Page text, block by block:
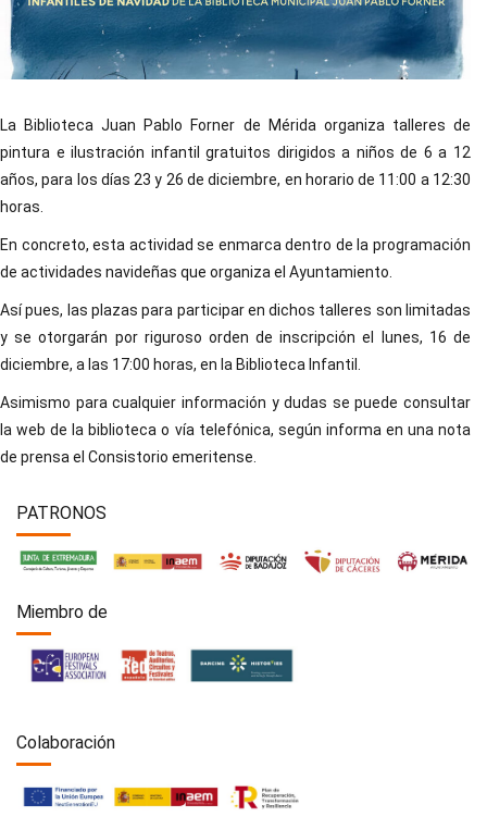
La Biblioteca Juan Pablo Forner de Mérida organiza talleres de
pintura e ilustración infantil gratuitos dirigidos a niños de 6 a 12
años, para los días 23 y 26 de diciembre, en horario de 11:00 a 12:30
horas.
En concreto, esta actividad se enmarca dentro de la programación
de actividades navideñas que organiza el Ayuntamiento.
Así pues, las plazas para participar en dichos talleres son limitadas
y se otorgarán por riguroso orden de inscripción el lunes, 16 de
diciembre, a las 17:00 horas, en la Biblioteca Infantil.
Asimismo para cualquier información y dudas se puede consultar
la web de la biblioteca o vía telefónica, según informa en una nota
de prensa el Consistorio emeritense.
PATRONOS
Miembro de
Colaboración